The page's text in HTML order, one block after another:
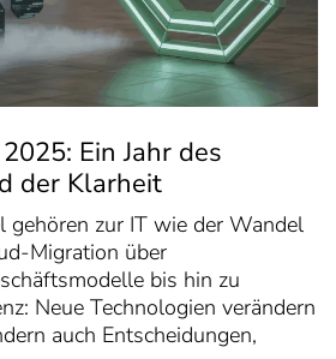
Ein Jahr des
der Klarheit
gehören zur IT wie der Wandel
Migration über
bis hin zu
Neue Technologien verändern
auch Entscheidungen,